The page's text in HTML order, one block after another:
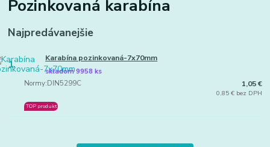
Pozinkovaná karabína
Najpredávanejšie
1. Karabína pozinkovaná-7x70mm
Normy:DIN5299C
skladom 9958 ks
TOP produkt
1,05 €
0,85 € bez DPH